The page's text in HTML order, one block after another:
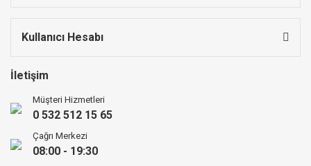
Kullanıcı Hesabı
İletişim
Müşteri Hizmetleri
0 532 512 15 65
Çağrı Merkezi
08:00 - 19:30